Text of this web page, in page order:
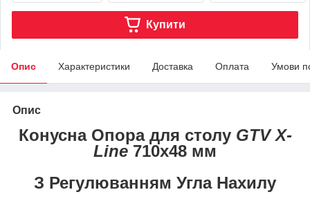
Купити
Опис Характеристики Доставка Оплата Умови
Опис
Конусна Опора для столу GTV X-
Line710х48 мм
З Регулюванням Угла Нахилу